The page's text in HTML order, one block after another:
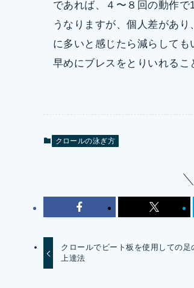
であれば、４〜８回の動作
うなりますが、個人差があ
に多いと感じたら減らしても
早めにブレスをとりいれるこ
クロールの泳ぎ方
クロールでビート板を使用しての
上達法